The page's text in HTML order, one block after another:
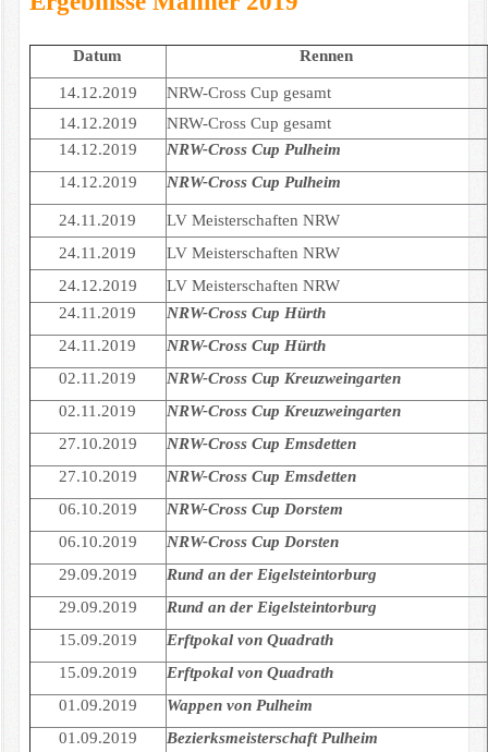
Datum Rennen
14.12.2019
NRW-Cross Cup gesamt
14.12.2019
NRW-Cross Cup gesamt
14.12.2019
NRW-Cross Cup Pulheim
14.12.2019
NRW-Cross Cup Pulheim
24.11.2019
LV Meisterschaften NRW
24.11.2019
LV Meisterschaften NRW
24.12.2019
LV Meisterschaften NRW
24.11.2019
NRW-Cross Cup Hürth
24.11.2019
NRW-Cross Cup Hürth
02.11.2019
NRW-Cross Cup Kreuzweingarten
02.11.2019
NRW-Cross Cup Kreuzweingarten
27.10.2019
NRW-Cross Cup Emsdetten
27.10.2019
NRW-Cross Cup Emsdetten
06.10.2019
NRW-Cross Cup Dorstem
06.10.2019
NRW-Cross Cup Dorsten
29.09.2019
Rund an der Eigelsteintorburg
29.09.2019
Rund an der Eigelsteintorburg
15.09.2019
Erftpokal von Quadrath
15.09.2019
Erftpokal von Quadrath
01.09.2019
Wappen von Pulheim
01.09.2019
Bezierksmeisterschaft Pulheim